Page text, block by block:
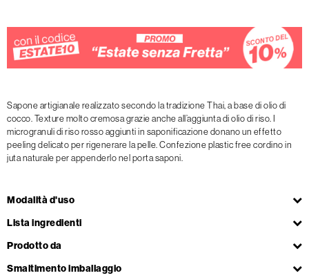
Sapone artigianale realizzato secondo la tradizione Thai, a base di olio di
cocco. Texture molto cremosa grazie anche all’aggiunta di olio di riso. I
microgranuli di riso rosso aggiunti in saponificazione donano un effetto
peeling delicato per rigenerare la pelle. Confezione plastic free cordino in
juta naturale per appenderlo nel porta saponi.
Modalità d'uso
Lista ingredienti
Prodotto da
Smaltimento imballaggio